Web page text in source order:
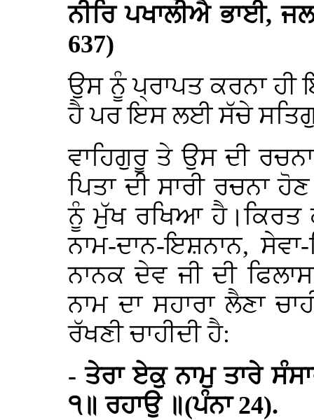
ਨੀਰਿ ਪਖਾਲੀਐ ਭਾਈ,
637)
ਉਸ ਨੂੰ ਪ੍ਰਾਪਤ ਕਰਨਾ
ਹੈ ਪਰ ਇਸ ਲਈ ਸੱਚੇ
ਵਾਹਿਗੁਰੂ ਤੇ ਉਸ ਦੀ
ਪਿਤਾ ਦੀ ਸਾਰੀ ਰਚਨਾ
ਨੂੰ ਮੁੱਖ ਰਖਿਆ ਹੈ।ਕਿਰਤ
ਨਾਮ-ਦਾਨ-ਇਸ਼ਨਾਨ,
ਨਾਨਕ ਦੇਵ ਜੀ ਦੀ
ਨਾਮ ਦਾ ਸਹਾਰਾ ਲੈਣਾ
ਰੱਖਣੀ ਚਾਹੀਦੀ ਹੈ:
- ਤੇਰਾ ਏਕੁ ਨਾਮੁ ਤਾਰੇ
੧॥ ਰਹਾਉ ॥(ਪੰਨਾ 24).